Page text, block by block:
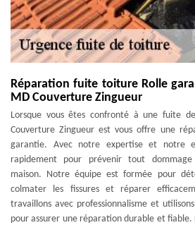
Réparation fuite toiture Rolle
MD Couverture Zingueur
Lorsque vous êtes confronté à une fuite
Couverture Zingueur est vous offre une
garantie. Avec notre expertise et notre
rapidement pour prévenir tout
maison. Notre équipe est formée pour
colmater les fissures et réparer
travaillons avec professionnalisme et
pour assurer une réparation durable et fiable.